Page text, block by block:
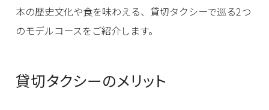
本の歴史文化や食を味わえる、貸切タクシーで巡る2つ
のモデルコースをご紹介します。
貸切タクシーのメリット